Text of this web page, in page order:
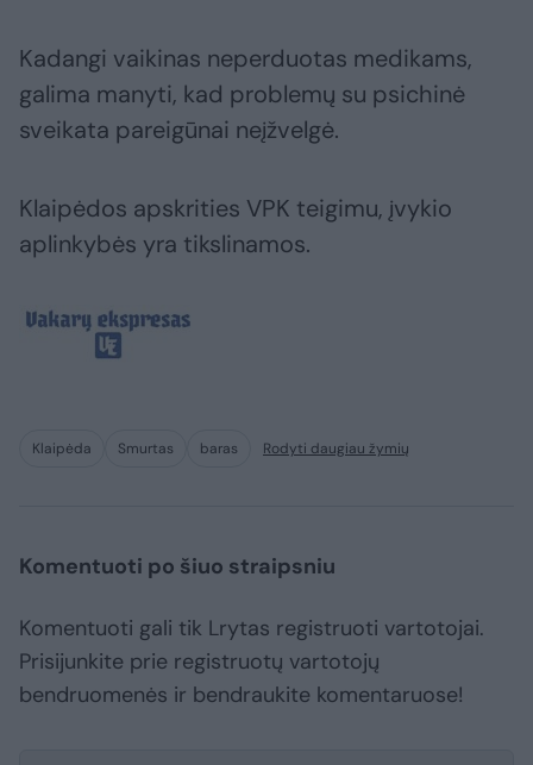
Kadangi vaikinas neperduotas medikams,
galima manyti, kad problemų su psichinė
sveikata pareigūnai neįžvelgė.
Klaipėdos apskrities VPK teigimu, įvykio
aplinkybės yra tikslinamos.
Klaipėda Smurtas baras Rodyti daugiau žymių
Komentuoti po šiuo straipsniu
Komentuoti gali tik Lrytas registruoti vartotojai.
Prisijunkite prie registruotų vartotojų
bendruomenės ir bendraukite komentaruose!